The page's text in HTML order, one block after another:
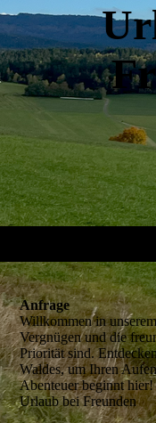
Anfrage­
Willkommen in
Vergnügen und die
Priorität sind.
Waldes, um Ihren
Abenteuer beginnt hier!
Urlaub bei Freunden